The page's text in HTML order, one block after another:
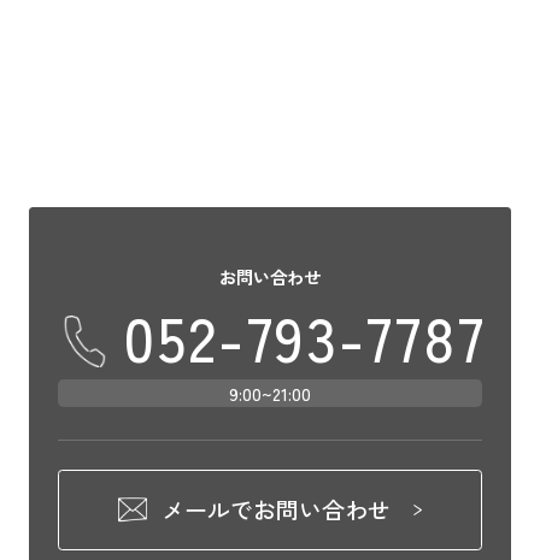
お問い合わせ
052-793-7787
9:00~21:00
メールでお問い合わせ